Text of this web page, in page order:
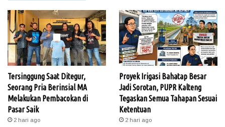
Tersinggung Saat Ditegur,
Seorang Pria Berinsial MA
Melakukan Pembacokan di
Pasar Saik
2 hari ago
Proyek Irigasi Bahatap Besar
Jadi Sorotan, PUPR Kalteng
Tegaskan Semua Tahapan Sesuai
Ketentuan
2 hari ago